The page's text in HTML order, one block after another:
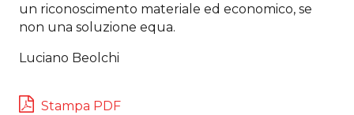
un riconoscimento materiale ed economico, se
non una soluzione equa.
Luciano Beolchi
Stampa PDF